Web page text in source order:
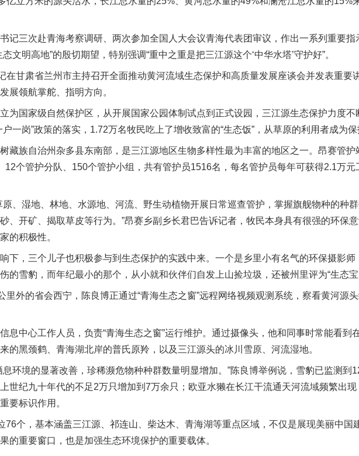
三次赴青海考察调研、两次参加全国人大会议青海代表团审议，作出一系列重要指
文明高地”的殷切期望，特别强调“重中之重是把三江源这个‘中华水塔’守护好”。
甘肃省兰州市主持召开全面推动黄河流域生态保护和高质量发展座谈会并发表重要
展领航掌舵、指明方向。
国家级自然保护区，从开展国家公园体制试点到正式设园，三江源生态保护力度不
一岗”政策的落实，1.72万名牧民吃上了增收致富的“生态饭”，从草原的利用者成为保
族自治州杂多县东南部，是三江源地区生物多样性最为丰富的地区之一。昂赛管护
12个管护分队、150个管护小组，共有管护员1516名，每名管护员每年可获得2.1万元
湿地、林地、水源地、河流、野生动植物开展日常巡查管护，掌握旗舰物种的种
、开矿、揭取草皮等行为。”昂赛乡副乡长君巴告诉记者，牧民本身具有很强的环保
的积极性。
，三个儿子也积极参与到生态保护的实践中来。一个是乡里小有名气的环保摄影师
的雪豹，而年纪最小的那个，从小就和伙伴们自发上山捡垃圾，还被州里评为“生态宝
的省会西宁，陈良博正通过“青海生态之窗”远程网络视频观测系统，察看黄河源头
中心工作人员，负责“青海生态之窗”运行维护。通过摄像头，他和同事时常能看到
的黑颈鹤、青海湖北岸的普氏原羚，以及三江源头的冰川雪原、河流湿地。
境的显著改善，珍稀濒危物种种群数量明显增加。”陈良博举例说，雪豹已监测到
世纪九十年代的不足2万只增加到7万余只；欧亚水獭在长江干流通天河流域频繁出现
要标识作用。
个，基本涵盖三江源、祁连山、柴达木、青海湖等重点区域，不仅是展现美丽中国
的重要窗口，也是加强生态环境保护的重要载体。